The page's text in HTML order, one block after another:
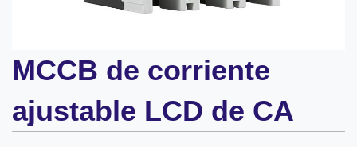
MCCB de corriente
ajustable LCD de CA